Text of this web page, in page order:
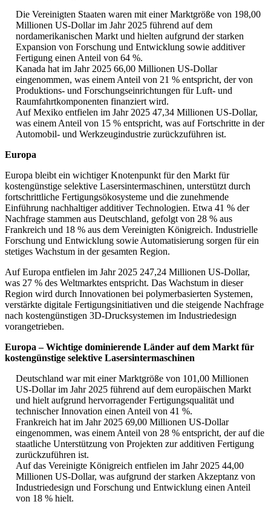
Die Vereinigten Staaten waren mit einer Marktgröße von 198,00
Millionen US-Dollar im Jahr 2025 führend auf dem
nordamerikanischen Markt und hielten aufgrund der starken
Expansion von Forschung und Entwicklung sowie additiver
Fertigung einen Anteil von 64 %.
Kanada hat im Jahr 2025 66,00 Millionen US-Dollar
eingenommen, was einem Anteil von 21 % entspricht, der von
Produktions- und Forschungseinrichtungen für Luft- und
Raumfahrtkomponenten finanziert wird.
Auf Mexiko entfielen im Jahr 2025 47,34 Millionen US-Dollar,
was einem Anteil von 15 % entspricht, was auf Fortschritte in der
Automobil- und Werkzeugindustrie zurückzuführen ist.
Europa
Europa bleibt ein wichtiger Knotenpunkt für den Markt für
kostengünstige selektive Lasersintermaschinen, unterstützt durch
fortschrittliche Fertigungsökosysteme und die zunehmende
Einführung nachhaltiger additiver Technologien. Etwa 41 % der
Nachfrage stammen aus Deutschland, gefolgt von 28 % aus
Frankreich und 18 % aus dem Vereinigten Königreich. Industrielle
Forschung und Entwicklung sowie Automatisierung sorgen für ein
stetiges Wachstum in der gesamten Region.
Auf Europa entfielen im Jahr 2025 247,24 Millionen US-Dollar,
was 27 % des Weltmarktes entspricht. Das Wachstum in dieser
Region wird durch Innovationen bei polymerbasierten Systemen,
verstärkte digitale Fertigungsinitiativen und die steigende Nachfrage
nach kostengünstigen 3D-Drucksystemen im Industriedesign
vorangetrieben.
Europa – Wichtige dominierende Länder auf dem Markt für
kostengünstige selektive Lasersintermaschinen
Deutschland war mit einer Marktgröße von 101,00 Millionen
US-Dollar im Jahr 2025 führend auf dem europäischen Markt
und hielt aufgrund hervorragender Fertigungsqualität und
technischer Innovation einen Anteil von 41 %.
Frankreich hat im Jahr 2025 69,00 Millionen US-Dollar
eingenommen, was einem Anteil von 28 % entspricht, der auf die
staatliche Unterstützung von Projekten zur additiven Fertigung
zurückzuführen ist.
Auf das Vereinigte Königreich entfielen im Jahr 2025 44,00
Millionen US-Dollar, was aufgrund der starken Akzeptanz von
Industriedesign und Forschung und Entwicklung einen Anteil
von 18 % hielt.